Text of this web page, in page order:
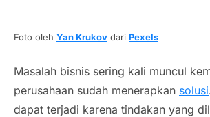
Foto oleh Yan Krukov dari Pexels
Masalah bisnis sering kali muncul
perusahaan sudah menerapkan solusi
dapat terjadi karena tindakan yang